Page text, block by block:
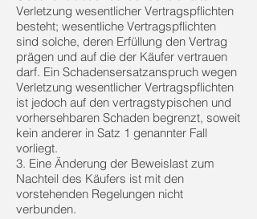
Verletzung wesentlicher Vertragspflichten
besteht; wesentliche Vertragspflichten
sind solche, deren Erfüllung den Vertrag
prägen und auf die der Käufer vertrauen
darf. Ein Schadensersatzanspruch wegen
Verletzung wesentlicher Vertragspflichten
ist jedoch auf den vertragstypischen und
vorhersehbaren Schaden begrenzt, soweit
kein anderer in Satz 1 genannter Fall
vorliegt.
3. Eine Änderung der Beweislast zum
Nachteil des Käufers ist mit den
vorstehenden Regelungen nicht
verbunden.